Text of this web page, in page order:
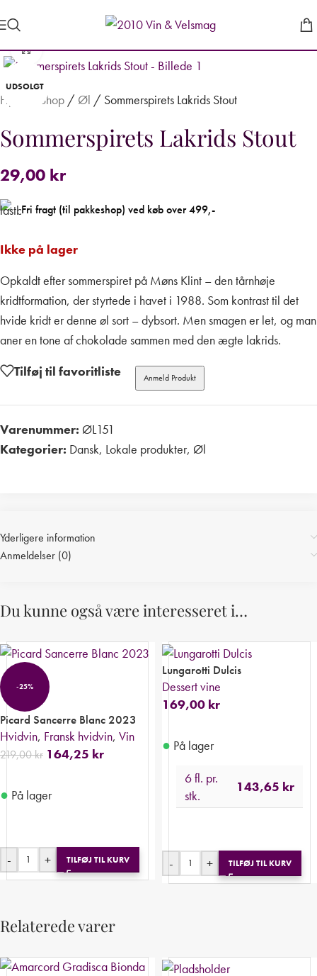
UDSOLGT
Forstør
Hjem Shop / Øl / Sommerspirets Lakrids Stout
Sommerspirets Lakrids Stout
29,00 kr
Fri fragt (til pakkeshop) ved køb over 499,-
Ikke på lager
Opkaldt efter sommerspiret på Møns Klint – den tårnhøje
kridtformation, der styrtede i havet i 1988. Som kontrast til det
hvide kridt er denne øl sort – dybsort. Men smagen er let, og man
aner en tone af chokolade sammen med den ægte lakrids.
Tilføj til favoritliste
Anmeld Produkt
Varenummer: ØL151
Kategorier: Dansk, Lokale produkter, Øl
Yderligere information
Anmeldelser (0)
Du kunne også være interesseret i…
-25%
Picard Sancerre Blanc 2023
Hvidvin, Fransk hvidvin, Vin
219,00kr 164,25 kr
● På lager
- + TILFØJ TIL KURV
Lungarotti Dulcis
Dessert vine
169,00 kr
● På lager
6 fl. pr.
stk.
143,65 kr
- + TILFØJ TIL KURV
Relaterede varer